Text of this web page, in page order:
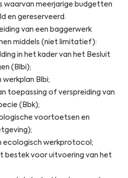
waarvan meerjarige budgetten
en gereserveerd.
van een baggerwerk
middels (niet limitatief):
in het kader van het Besluit
(Blbi);
Blbi;
toepassing of verspreiding van
(Bbk);
voortoetsen en
ecologisch werkprotocol;
bestek voor uitvoering van het